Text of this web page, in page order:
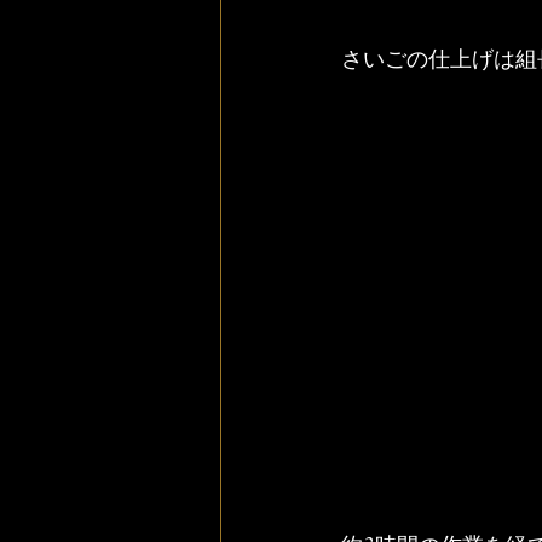
さいごの仕上げは